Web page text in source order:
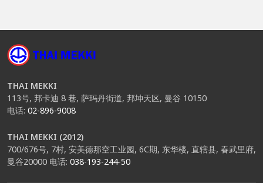
THAI MEKKI
113号, 邦卡迪 8 巷, 萨玛丹街道, 邦坤天区, 曼谷 10150
电话: 02-896-9008
THAI MEKKI (2012)
700/676号, 7村, 安美德那空工业园, 6C期, 东华楼, 直辖县, 春武里府,
曼谷20000 电话: 038-193-244-50